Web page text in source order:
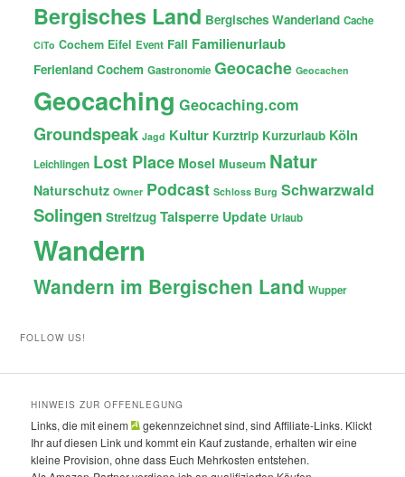
Bergisches Land Bergisches Wanderland Cache
CiTo Cochem Eifel Event Fail Familienurlaub
Ferienland Cochem Gastronomie Geocache Geocachen
Geocaching Geocaching.com
Groundspeak Jagd Kultur Kurztrip Kurzurlaub Köln
Leichlingen Lost Place Mosel Museum Natur
Naturschutz Owner Podcast Schloss Burg Schwarzwald
Solingen Streifzug Talsperre Update Urlaub
Wandern
Wandern im Bergischen Land Wupper
FOLLOW US!
HINWEIS ZUR OFFENLEGUNG
Links, die mit einem
gekennzeichnet sind, sind Affiliate-Links. Klickt
Ihr auf diesen Link und kommt ein Kauf zustande, erhalten wir eine
kleine Provision, ohne dass Euch Mehrkosten entstehen.